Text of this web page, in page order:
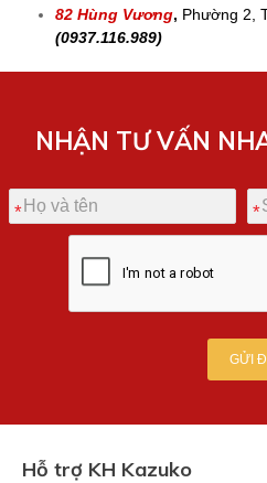
82 Hùng Vương, Phường 2,
(0937.116.989)
NHẬN TƯ VẤN
GỬI ĐI
Hỗ trợ KH Kazuko